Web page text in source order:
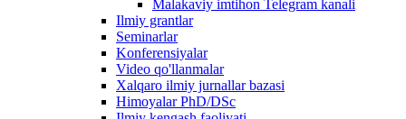
Malakaviy imtihon Telegram kanali
Ilmiy grantlar
Seminarlar
Konferensiyalar
Video qo'llanmalar
Xalqaro ilmiy jurnallar bazasi
Himoyalar PhD/DSc